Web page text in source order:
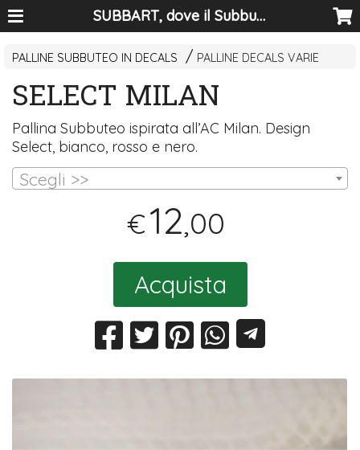
SUBBART, dove il Subbuteo diventa arte
PALLINE SUBBUTEO IN DECALS PALLINE DECALS VARIE
SELECT MILAN
Pallina Subbuteo ispirata all’AC Milan. Design
Select, bianco, rosso e nero.
Scegli >>
€12,00
Acquista